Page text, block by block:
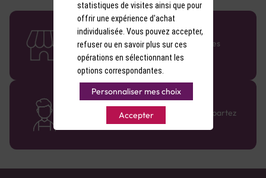
58 caves en France
Retrouvez le réseau Comptoir des Vignes
partout en France !
Des cavistes à votre écoute
Bénéficiez de conseils sur-mesure et repartez
avec le sourire :)
statistiques de visites ainsi que pour
offrir une expérience d'achat
individualisée. Vous pouvez accepter,
refuser ou en savoir plus sur ces
opérations en sélectionnant les
options correspondantes.
Personnaliser mes choix
Accepter